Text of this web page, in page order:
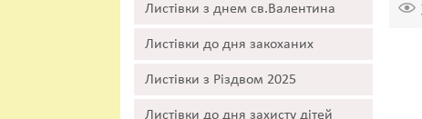
Листівки з днем св.Валентина
Листівки до дня закоханих
Листівки з Різдвом 2025
Листівки до дня захисту дітей